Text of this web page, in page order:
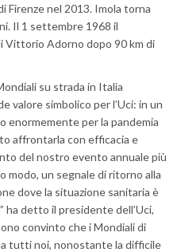
Firenze nel 2013. Imola torna
Il 1 settembre 1968 il
Vittorio Adorno dopo 90 km di
su strada in Italia
valore simbolico per l’Uci: in un
enormemente per la pandemia
affrontarla con efficacia e
del nostro evento annuale più
modo, un segnale di ritorno alla
dove la situazione sanitaria è
ha detto il presidente dell’Uci,
convinto che i Mondiali di
tutti noi, nonostante la difficile